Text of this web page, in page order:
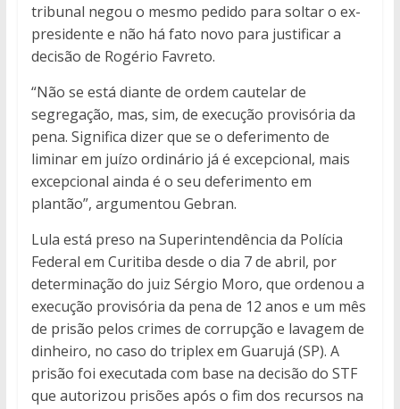
tribunal negou o mesmo pedido para soltar o ex-
presidente e não há fato novo para justificar a
decisão de Rogério Favreto.
“Não se está diante de ordem cautelar de
segregação, mas, sim, de execução provisória da
pena. Significa dizer que se o deferimento de
liminar em juízo ordinário já é excepcional, mais
excepcional ainda é o seu deferimento em
plantão”, argumentou Gebran.
Lula está preso na Superintendência da Polícia
Federal em Curitiba desde o dia 7 de abril, por
determinação do juiz Sérgio Moro, que ordenou a
execução provisória da pena de 12 anos e um mês
de prisão pelos crimes de corrupção e lavagem de
dinheiro, no caso do triplex em Guarujá (SP). A
prisão foi executada com base na decisão do STF
que autorizou prisões após o fim dos recursos na